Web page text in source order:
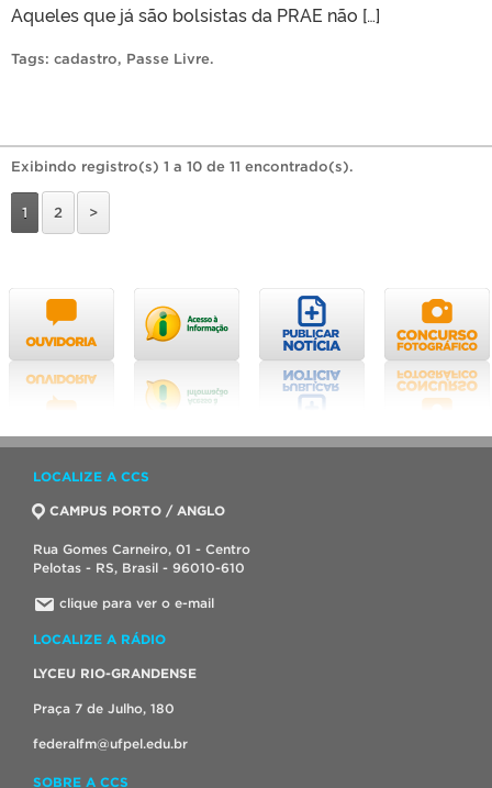
Aqueles que já são bolsistas da PRAE não […]
Tags: cadastro, Passe Livre.
Exibindo registro(s) 1 a 10 de 11 encontrado(s).
1 2 >
LOCALIZE A CCS
CAMPUS PORTO / ANGLO
Rua Gomes Carneiro, 01 - Centro
Pelotas - RS, Brasil - 96010-610
clique para ver o e-mail
LOCALIZE A RÁDIO
LYCEU RIO-GRANDENSE
Praça 7 de Julho, 180
federalfm@ufpel.edu.br
SOBRE A CCS